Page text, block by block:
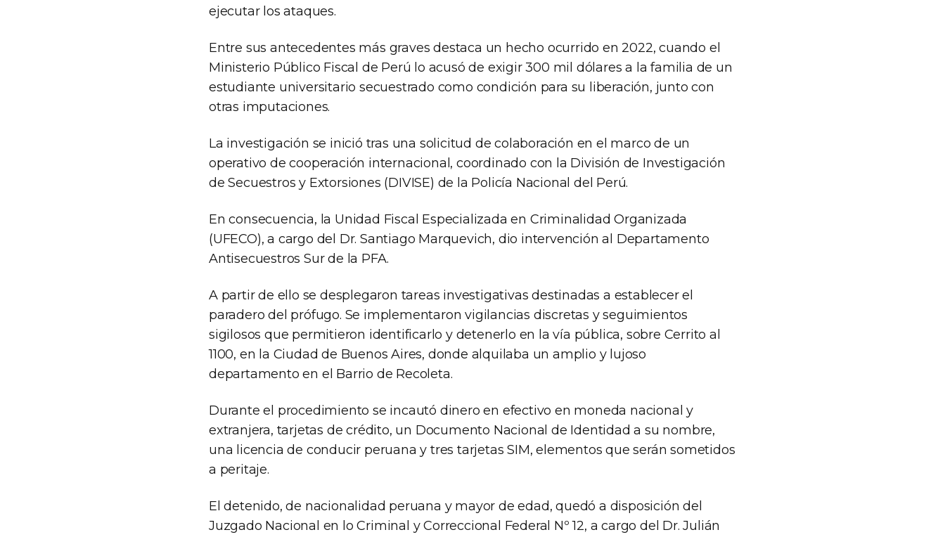
ejecutar los ataques.
Entre sus antecedentes más graves destaca un hecho ocurrido en 2022, cuando el
Ministerio Público Fiscal de Perú lo acusó de exigir 300 mil dólares a la familia de un
estudiante universitario secuestrado como condición para su liberación, junto con
otras imputaciones.
La investigación se inició tras una solicitud de colaboración en el marco de un
operativo de cooperación internacional, coordinado con la División de Investigación
de Secuestros y Extorsiones (DIVISE) de la Policía Nacional del Perú.
En consecuencia, la Unidad Fiscal Especializada en Criminalidad Organizada
(UFECO), a cargo del Dr. Santiago Marquevich, dio intervención al Departamento
Antisecuestros Sur de la PFA.
A partir de ello se desplegaron tareas investigativas destinadas a establecer el
paradero del prófugo. Se implementaron vigilancias discretas y seguimientos
sigilosos que permitieron identificarlo y detenerlo en la vía pública, sobre Cerrito al
1100, en la Ciudad de Buenos Aires, donde alquilaba un amplio y lujoso
departamento en el Barrio de Recoleta.
Durante el procedimiento se incautó dinero en efectivo en moneda nacional y
extranjera, tarjetas de crédito, un Documento Nacional de Identidad a su nombre,
una licencia de conducir peruana y tres tarjetas SIM, elementos que serán sometidos
a peritaje.
El detenido, de nacionalidad peruana y mayor de edad, quedó a disposición del
Juzgado Nacional en lo Criminal y Correccional Federal Nº 12, a cargo del Dr. Julián